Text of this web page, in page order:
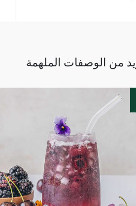
من الوصفات الملهمة